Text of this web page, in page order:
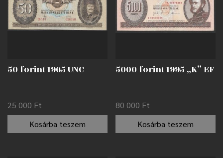
50 forint 1965 UNC
25 000 Ft
Kosárba teszem
5000 forint 1995 „K” EF
80 000 Ft
Kosárba teszem